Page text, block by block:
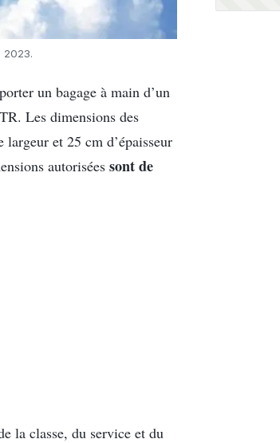
2023.
un bagage à main d’un
Les dimensions des
largeur et 25 cm d’épaisseur
autorisées sont de
la classe, du service et du